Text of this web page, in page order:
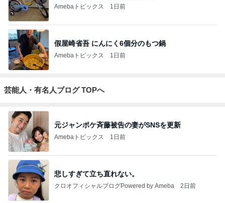
Amebaトピックス 1日前
假屋崎省吾 にんにく6個分のもつ鍋
Amebaトピックス 1日前
芸能人・有名人ブログ TOPへ
元ジャンポケ斉藤被告の妻がSNSを更新
Amebaトピックス 1日前
悲しすぎて立ち直れない。
クロオフィシャルブログPowered by Ameba 2日前